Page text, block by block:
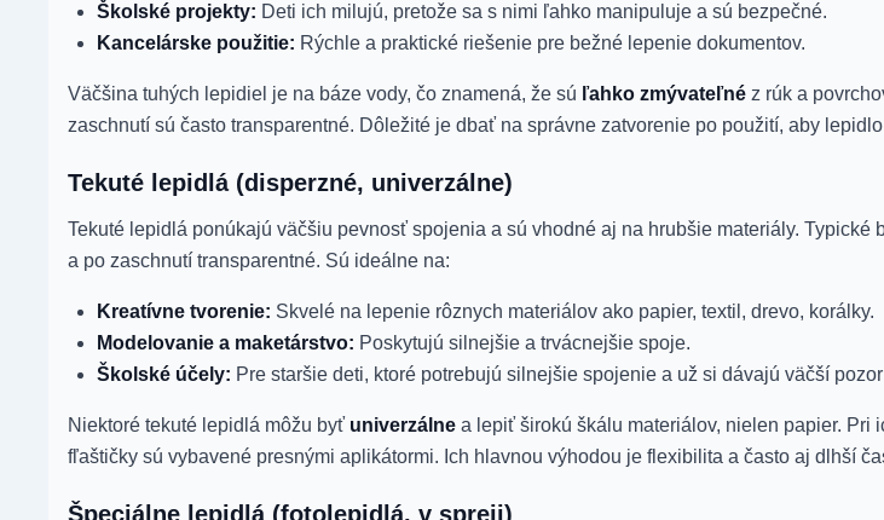
Školské projekty: Deti ich milujú, pretože sa s nimi ľahko manipuluje a sú bezpečné.
Kancelárske použitie: Rýchle a praktické riešenie pre bežné lepenie dokumentov.
Väčšina tuhých lepidiel je na báze vody, čo znamená, že sú ľahko zmývateľné z rúk a
zaschnutí sú často transparentné. Dôležité je dbať na správne zatvorenie po použití, aby
Tekuté lepidlá (disperzné, univerzálne)
Tekuté lepidlá ponúkajú väčšiu pevnosť spojenia a sú vhodné aj na hrubšie materiály.
a po zaschnutí transparentné. Sú ideálne na:
Kreatívne tvorenie: Skvelé na lepenie rôznych materiálov ako papier, textil, drevo, korálky.
Modelovanie a maketárstvo: Poskytujú silnejšie a trvácnejšie spoje.
Školské účely: Pre staršie deti, ktoré potrebujú silnejšie spojenie a už si dávajú väčší
Niektoré tekuté lepidlá môžu byť univerzálne a lepiť širokú škálu materiálov, nielen papier. Pri
fľaštičky sú vybavené presnými aplikátormi. Ich hlavnou výhodou je flexibilita a často aj dlhší
Špeciálne lepidlá (fotolepidlá, v spreji)